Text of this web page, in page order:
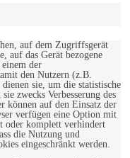
auf dem Zugriffsgerät
auf das Gerät bezogene
der
den Nutzern (z.B.
sie, um die statistische
zwecks Verbesserung des
können auf den Einsatz der
verfügen eine Option mit
oder komplett verhindert
die Nutzung und
eingeschränkt werden.